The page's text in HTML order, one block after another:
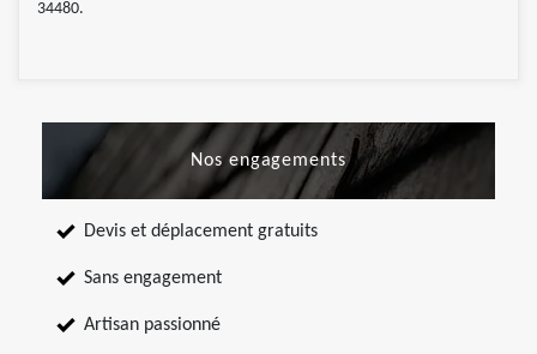
34480.
Nos engagements
Devis et déplacement gratuits
Sans engagement
Artisan passionné